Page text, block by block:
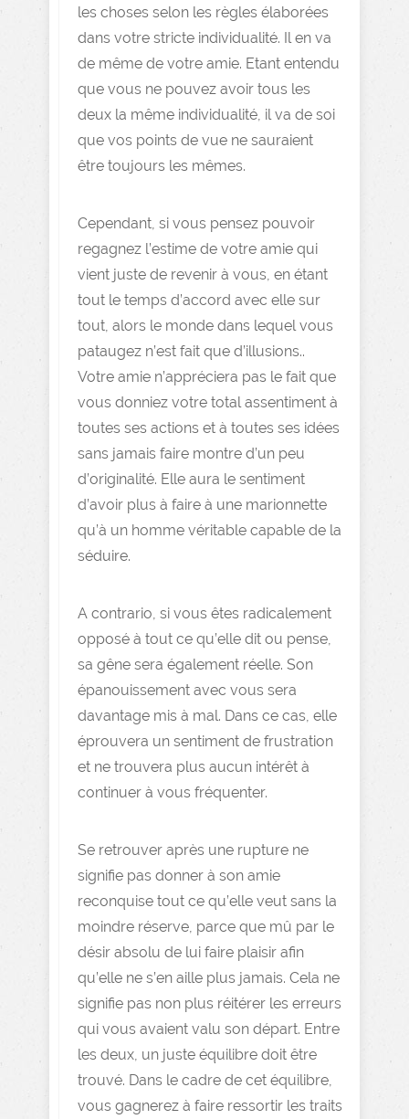
les choses selon les règles élaborées
dans votre stricte individualité. Il en va
de même de votre amie. Etant entendu
que vous ne pouvez avoir tous les
deux la même individualité, il va de soi
que vos points de vue ne sauraient
être toujours les mêmes.
Cependant, si vous pensez pouvoir
regagnez l’estime de votre amie qui
vient juste de revenir à vous, en étant
tout le temps d’accord avec elle sur
tout, alors le monde dans lequel vous
pataugez n’est fait que d’illusions..
Votre amie n’appréciera pas le fait que
vous donniez votre total assentiment à
toutes ses actions et à toutes ses idées
sans jamais faire montre d’un peu
d’originalité. Elle aura le sentiment
d’avoir plus à faire à une marionnette
qu’à un homme véritable capable de la
séduire.
A contrario, si vous êtes radicalement
opposé à tout ce qu’elle dit ou pense,
sa gêne sera également réelle. Son
épanouissement avec vous sera
davantage mis à mal. Dans ce cas, elle
éprouvera un sentiment de frustration
et ne trouvera plus aucun intérêt à
continuer à vous fréquenter.
Se retrouver après une rupture ne
signifie pas donner à son amie
reconquise tout ce qu’elle veut sans la
moindre réserve, parce que mû par le
désir absolu de lui faire plaisir afin
qu’elle ne s’en aille plus jamais. Cela ne
signifie pas non plus réitérer les erreurs
qui vous avaient valu son départ. Entre
les deux, un juste équilibre doit être
trouvé. Dans le cadre de cet équilibre,
vous gagnerez à faire ressortir les traits